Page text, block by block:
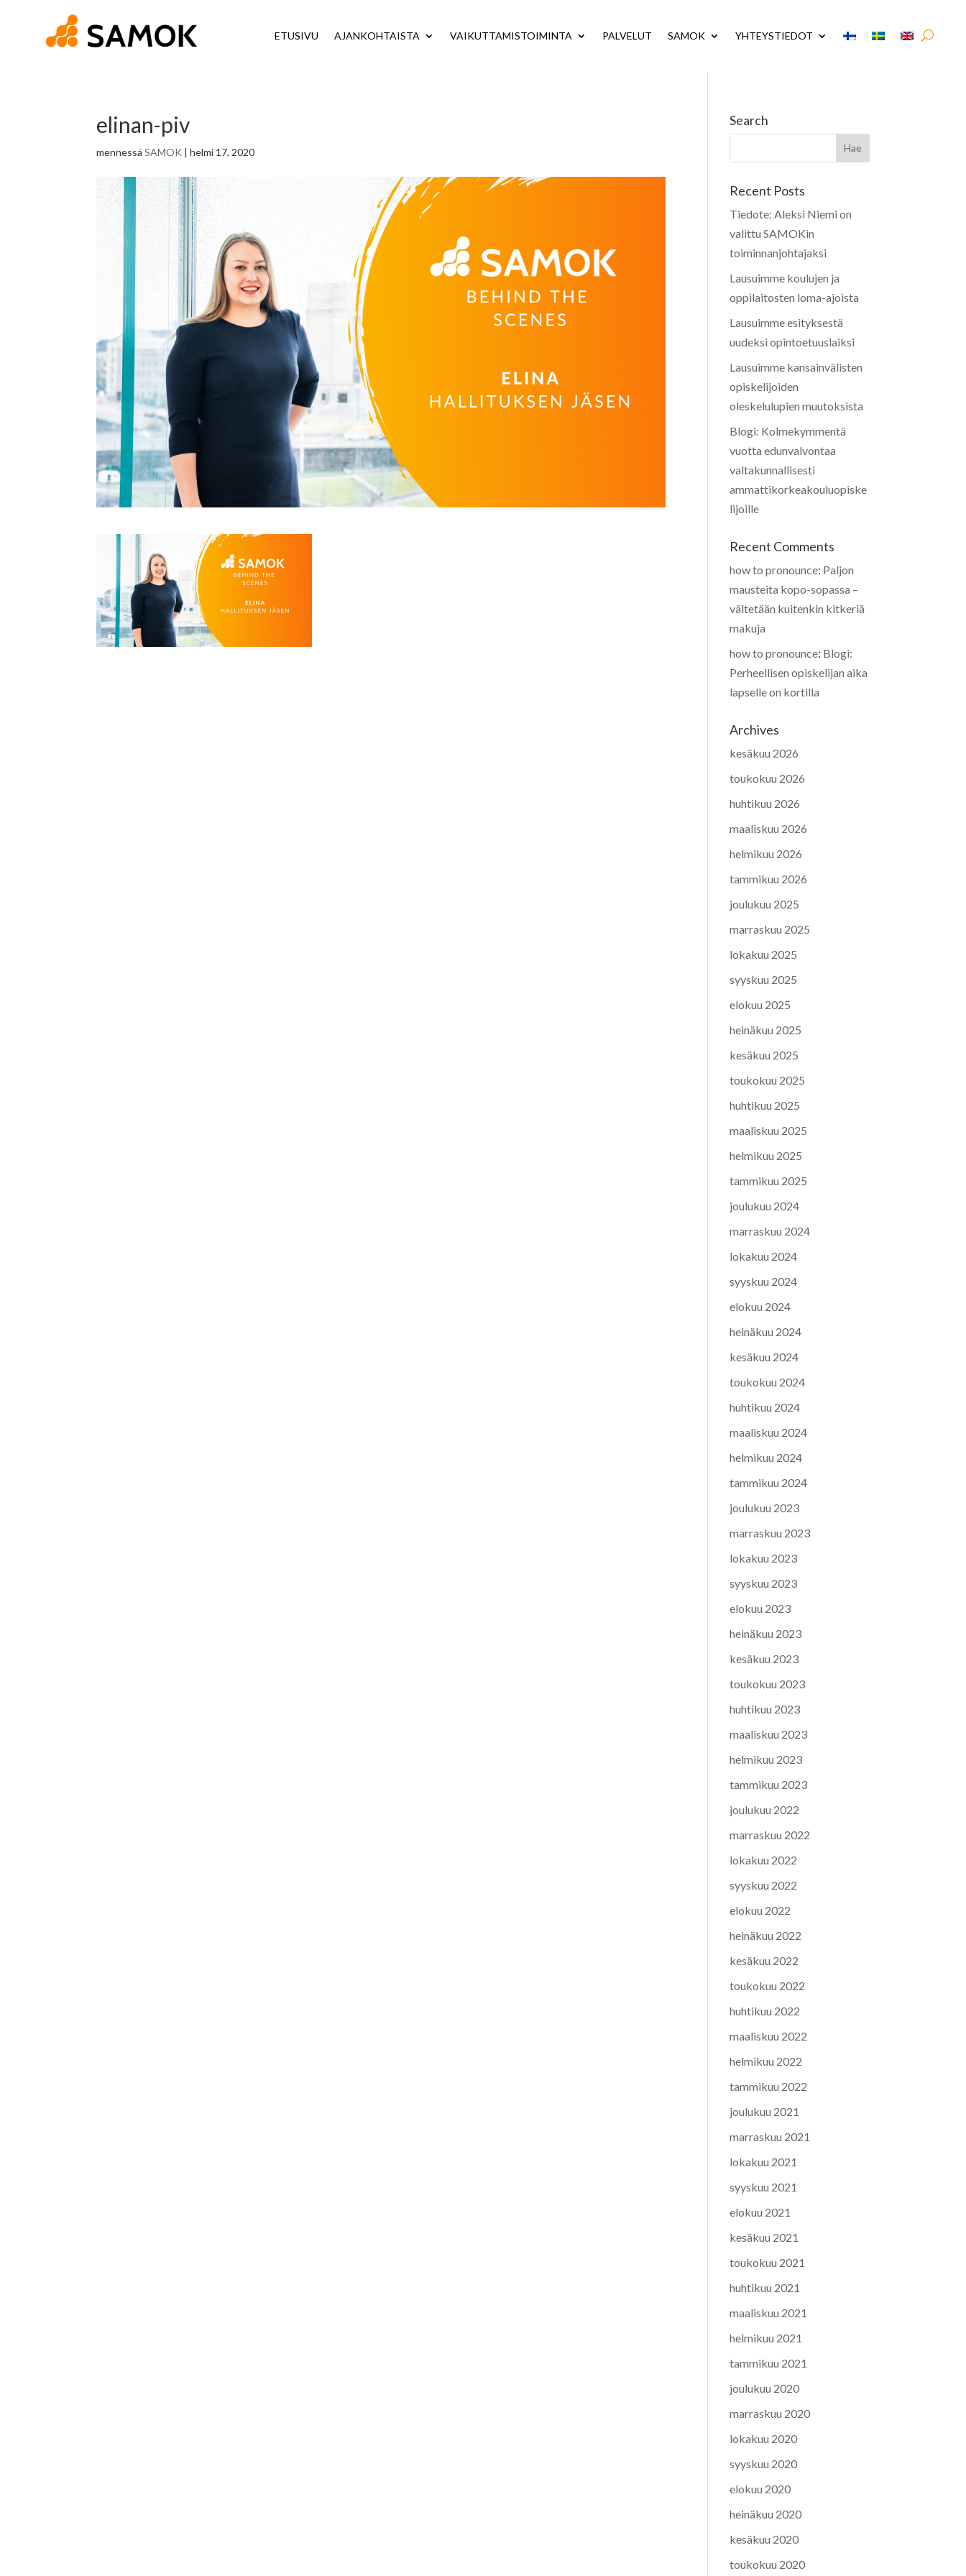
ETUSIVU AJANKOHTAISTA VAIKUTTAMISTOIMINTA PALVELUT SAMOK YHTEYSTIEDOT
elinan-piv
mennessäSAMOK |helmi 17, 2020
Search
Recent Posts
Tiedote: Aleksi Niemi on
valittu SAMOKin
toiminnanjohtajaksi
Lausuimme koulujen ja
oppilaitosten loma-ajoista
Lausuimme esityksestä
uudeksi opintoetuuslaiksi
Lausuimme kansainvälisten
opiskelijoiden
oleskelulupien muutoksista
Blogi: Kolmekymmentä
vuotta edunvalvontaa
valtakunnallisesti
ammattikorkeakouluopiske
lijoille
Recent Comments
how to pronounce: Paljon
mausteita kopo-sopassa –
vältetään kuitenkin kitkeriä
makuja
how to pronounce: Blogi:
Perheellisen opiskelijan aika
lapselle on kortilla
Archives
kesäkuu 2026
toukokuu 2026
huhtikuu 2026
maaliskuu 2026
helmikuu 2026
tammikuu 2026
joulukuu 2025
marraskuu 2025
lokakuu 2025
syyskuu 2025
elokuu 2025
heinäkuu 2025
kesäkuu 2025
toukokuu 2025
huhtikuu 2025
maaliskuu 2025
helmikuu 2025
tammikuu 2025
joulukuu 2024
marraskuu 2024
lokakuu 2024
syyskuu 2024
elokuu 2024
heinäkuu 2024
kesäkuu 2024
toukokuu 2024
huhtikuu 2024
maaliskuu 2024
helmikuu 2024
tammikuu 2024
joulukuu 2023
marraskuu 2023
lokakuu 2023
syyskuu 2023
elokuu 2023
heinäkuu 2023
kesäkuu 2023
toukokuu 2023
huhtikuu 2023
maaliskuu 2023
helmikuu 2023
tammikuu 2023
joulukuu 2022
marraskuu 2022
lokakuu 2022
syyskuu 2022
elokuu 2022
heinäkuu 2022
kesäkuu 2022
toukokuu 2022
huhtikuu 2022
maaliskuu 2022
helmikuu 2022
tammikuu 2022
joulukuu 2021
marraskuu 2021
lokakuu 2021
syyskuu 2021
elokuu 2021
kesäkuu 2021
toukokuu 2021
huhtikuu 2021
maaliskuu 2021
helmikuu 2021
tammikuu 2021
joulukuu 2020
marraskuu 2020
lokakuu 2020
syyskuu 2020
elokuu 2020
heinäkuu 2020
kesäkuu 2020
toukokuu 2020